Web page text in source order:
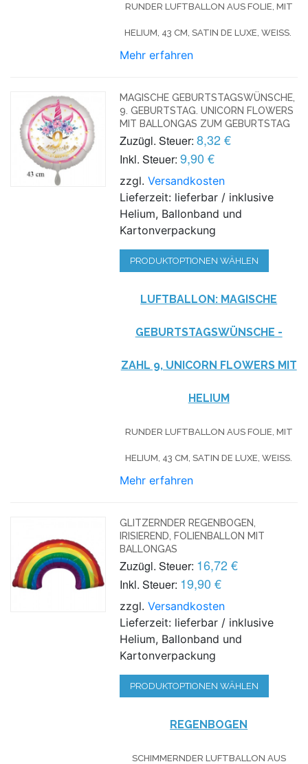
RUNDER LUFTBALLON AUS FOLIE, MIT
HELIUM, 43 CM, SATIN DE LUXE, WEISS.
Mehr erfahren
MAGISCHE GEBURTSTAGSWÜNSCHE,
9. GEBURTSTAG. UNICORN FLOWERS
MIT BALLONGAS ZUM GEBURTSTAG
Zuzügl. Steuer: 8,32 €
Inkl. Steuer: 9,90 €
zzgl.Versandkosten
Lieferzeit: lieferbar / inklusive
Helium, Ballonband und
Kartonverpackung
PRODUKTOPTIONEN WÄHLEN
LUFTBALLON: MAGISCHE
GEBURTSTAGSWÜNSCHE -
ZAHL 9, UNICORN FLOWERS MIT
HELIUM
RUNDER LUFTBALLON AUS FOLIE, MIT
HELIUM, 43 CM, SATIN DE LUXE, WEISS.
Mehr erfahren
GLITZERNDER REGENBOGEN,
IRISIEREND, FOLIENBALLON MIT
BALLONGAS
Zuzügl. Steuer: 16,72 €
Inkl. Steuer: 19,90 €
zzgl.Versandkosten
Lieferzeit: lieferbar / inklusive
Helium, Ballonband und
Kartonverpackung
PRODUKTOPTIONEN WÄHLEN
REGENBOGEN
SCHIMMERNDER LUFTBALLON AUS